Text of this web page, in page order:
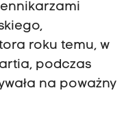
roku temu, w
podczas
na poważny